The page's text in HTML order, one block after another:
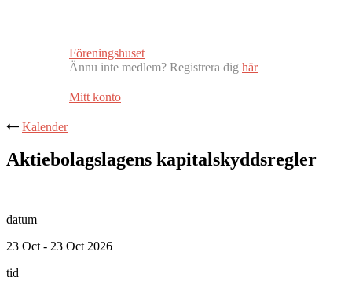
Föreningshuset
Ännu inte medlem? Registrera dig här
Mitt konto
Kalender
Aktiebolagslagens kapitalskyddsregler
datum
23 Oct - 23 Oct 2026
tid